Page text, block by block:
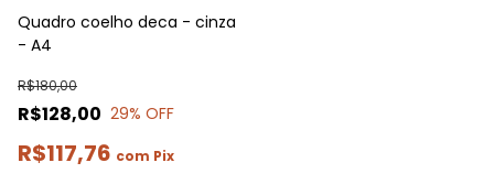
Quadro coelho deca - cinza
- A4
R$128,00
R$180,00
29% OFF
R$117,76 com Pix